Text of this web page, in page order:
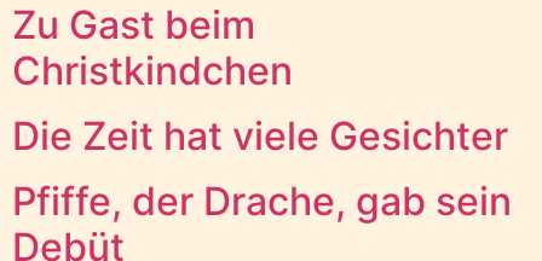
Zu Gast beim
Christkindchen
Die Zeit hat viele Gesichter
Pfiffe, der Drache, gab sein
Debüt